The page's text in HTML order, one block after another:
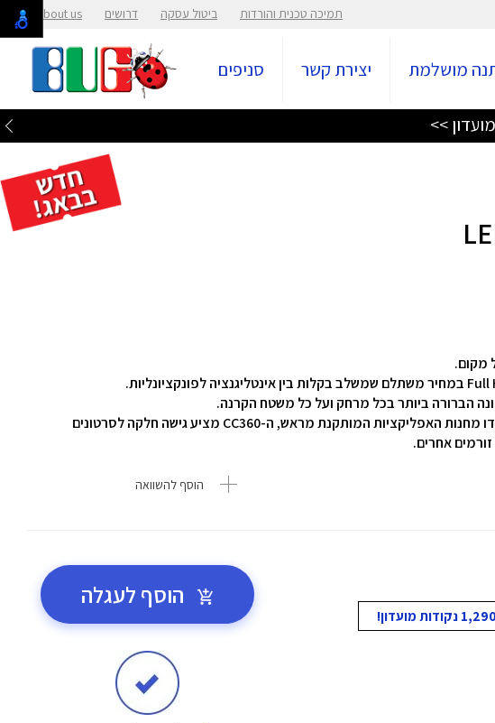
תמיכה טכנית והורדות ביטול עסקה דרושים About us
מושלמת יצירת קשר סניפים
מקום.
הברורה ביותר בכל מרחק ועל כל משטח הקרנה.
עם אפליקציות הווידאו להזרמה שהורדו מחנות האפליקציות המותקנת מראש, ה-CC360 מציע גישה חלקה לסרטונים
זורמים אחרים.
הוסף להשוואה
הוסף לעגלה